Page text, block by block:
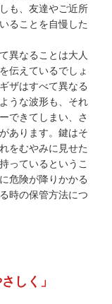
も、友達やご近所
ることを自慢した
異なることは大人
伝えているでしょ
ザはすべて異なる
うな波形も、それ
できてしまい、さ
あります。鍵はそ
をむやみに見せた
っているというこ
危険が降りかかる
時の保管方法につ
しく」